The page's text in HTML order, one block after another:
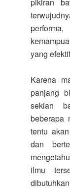
yang
Karena
panjang
sekian
beberapa
tentu
dan
ilmu